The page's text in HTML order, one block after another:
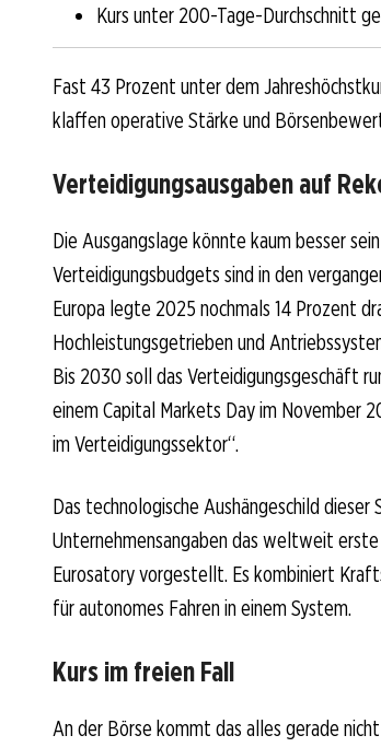
Kurs unter 200-Tage-Durchschnitt
Fast 43 Prozent unter dem
klaffen operative Stärke und
Verteidigungsausgaben auf
Die Ausgangslage könnte kaum besser
Verteidigungsbudgets sind in den
Europa legte 2025 nochmals 14 Prozent
Hochleistungsgetrieben und
Bis 2030 soll das Verteidigungsgeschäft
einem Capital Markets Day im November
im Verteidigungssektor“.
Das technologische Aushängeschild
Unternehmensangaben das weltweit
Eurosatory vorgestellt. Es kombiniert
für autonomes Fahren in einem System.
Kurs im freien Fall
An der Börse kommt das alles gerade